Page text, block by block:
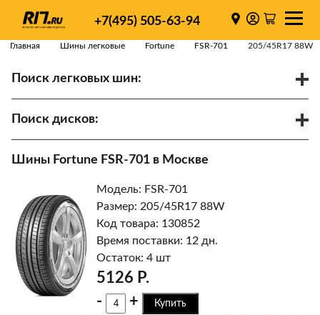
+7(495) 505-63-94
Главная Шины легковые Fortune FSR-701 205/45R17 88W
Поиск легковых шин:
Поиск дисков:
Найти
Шины Fortune FSR-701 в Москве
Модель: FSR-701
Размер: 205/45R17 88W
Код товара: 130852
Время поставки: 12 дн.
Остаток: 4 шт
5126 Р.
-
+ Купить